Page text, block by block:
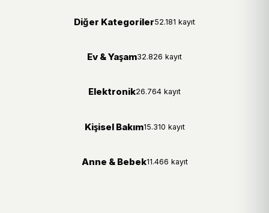
Diğer Kategoriler52.181 kayıt
Ev & Yaşam32.826 kayıt
Elektronik26.764 kayıt
Kişisel Bakım15.310 kayıt
Anne & Bebek11.466 kayıt